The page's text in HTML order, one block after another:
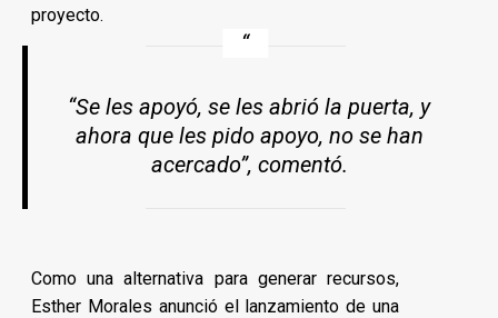
proyecto.
“Se les apoyó, se les abrió la puerta, y
ahora que les pido apoyo, no se han
acercado”, comentó.
Como una alternativa para generar recursos,
Esther Morales anunció el lanzamiento de una